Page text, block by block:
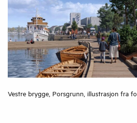
Vestre brygge, Porsgrunn, illustrasjon fra